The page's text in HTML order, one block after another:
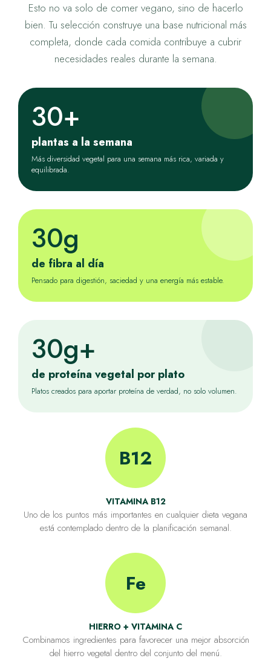
Esto no va solo de comer vegano, sino de hacerlo
bien. Tu selección construye una base nutricional más
completa, donde cada comida contribuye a cubrir
necesidades reales durante la semana.
30+
plantas a la semana
Más diversidad vegetal para una semana más rica, variada y
equilibrada.
30g
de fibra al día
Pensado para digestión, saciedad y una energía más estable.
30g+
de proteína vegetal por plato
Platos creados para aportar proteína de verdad, no solo volumen.
B12
VITAMINA B12
Uno de los puntos más importantes en cualquier dieta vegana
está contemplado dentro de la planificación semanal.
Fe
HIERRO + VITAMINA C
Combinamos ingredientes para favorecer una mejor absorción
del hierro vegetal dentro del conjunto del menú.